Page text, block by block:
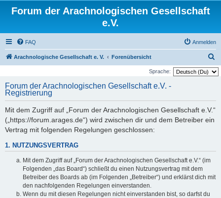
Forum der Arachnologischen Gesellschaft
e.V.
FAQ Anmelden
Arachnologische Gesellschaft e. V. Forenübersicht
u
Sprache:
Forum der Arachnologischen Gesellschaft e.V. -
Registrierung
Mit dem Zugriff auf „Forum der Arachnologischen Gesellschaft e.V.“
(„https://forum.arages.de“) wird zwischen dir und dem Betreiber ein
Vertrag mit folgenden Regelungen geschlossen:
1. NUTZUNGSVERTRAG
Mit dem Zugriff auf „Forum der Arachnologischen Gesellschaft e.V.“ (im
Folgenden „das Board“) schließt du einen Nutzungsvertrag mit dem
Betreiber des Boards ab (im Folgenden „Betreiber“) und erklärst dich mit
den nachfolgenden Regelungen einverstanden.
Wenn du mit diesen Regelungen nicht einverstanden bist, so darfst du